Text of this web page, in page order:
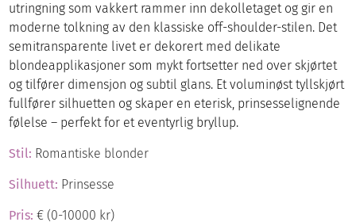
utringning som vakkert rammer inn dekolletaget og gir en
moderne tolkning av den klassiske off-shoulder-stilen. Det
semitransparente livet er dekorert med delikate
blondeapplikasjoner som mykt fortsetter ned over skjørtet
og tilfører dimensjon og subtil glans. Et voluminøst tyllskjørt
fullfører silhuetten og skaper en eterisk, prinsesselignende
følelse – perfekt for et eventyrlig bryllup.
Stil: Romantiske blonder
Silhuett: Prinsesse
Pris:€ (0-10000 kr)